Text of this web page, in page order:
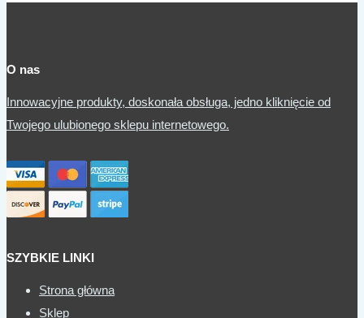
O nas
Innowacyjne produkty, doskonała obsługa, jedno kliknięcie od
Twojego ulubionego sklepu internetowego.
SZYBKIE LINKI
Strona główna
Sklep